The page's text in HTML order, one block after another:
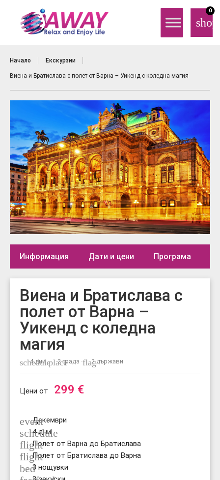
0
Начало Екскурзии
Виена и Братислава с полет от Варна – Уикенд с коледна магия
Информация Дати и цени Програма
Виена и Братислава с
полет от Варна –
Уикенд с коледна
магия
schedule
4 дни ·place2 града ·flag2 държави
Цени от 299 €
event
Декември
schedule
4 дни
flightПолет от Варна до Братислава
flightПолет от Братислава до Варна
bed3 нощувки